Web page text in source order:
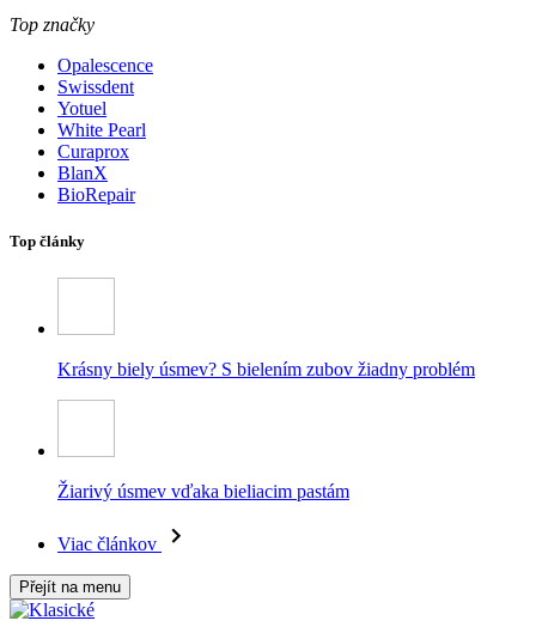
Top značky
Opalescence
Swissdent
Yotuel
White Pearl
Curaprox
BlanX
BioRepair
Top články
Krásny biely úsmev? S bielením zubov žiadny problém
Žiarivý úsmev vďaka bieliacim pastám
Viac článkov
Přejít na menu